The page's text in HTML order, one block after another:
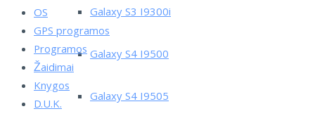
Galaxy S3 I9300i
Galaxy S4 I9500
Galaxy S4 I9505
OS
GPS programos
Programos
Žaidimai
Knygos
D.U.K.